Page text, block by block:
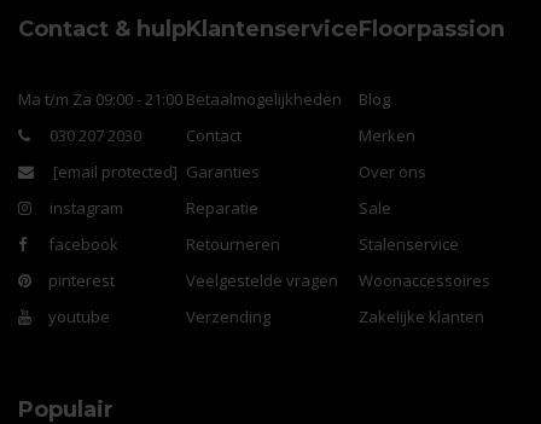
Contact & hulp
Ma t/m Za 09:00 - 21:00
030 207 2030
[email protected]
instagram
facebook
pinterest
youtube
Klantenservice
Betaalmogelijkheden
Contact
Garanties
Reparatie
Retourneren
Veelgestelde vragen
Verzending
Floorpassion
Blog
Merken
Over ons
Sale
Stalenservice
Woonaccessoires
Zakelijke klanten
Populair